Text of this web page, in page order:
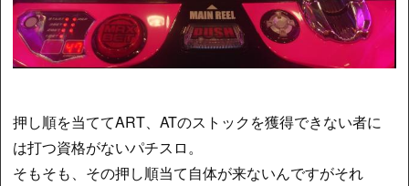
押し順を当ててART、ATのストックを獲得できない者に
は打つ資格がないパチスロ。
そもそも、その押し順当て自体が来ないんですがそれ